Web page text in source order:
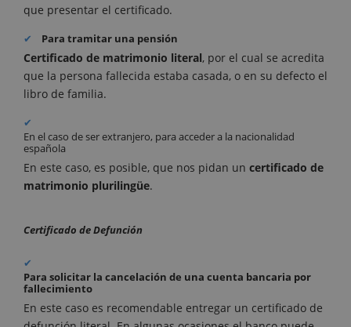
que presentar el certificado.
Para tramitar una pensión
Certificado de matrimonio literal, por el cual se acredita
que la persona fallecida estaba casada, o en su defecto el
libro de familia.
En el caso de ser extranjero, para acceder a la nacionalidad
española
En este caso, es posible, que nos pidan un certificado de
matrimonio plurilingüe.
Certificado de Defunción
Para solicitar la cancelación de una cuenta bancaria por
fallecimiento
En este caso es recomendable entregar un certificado de